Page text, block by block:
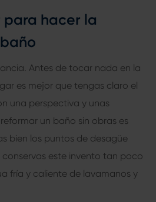
para hacer la
Antes de tocar nada en la
es mejor que tengas claro el
una perspectiva y unas
un baño sin obras es
bien los puntos de desagüe
conservas este invento tan poco
fría y caliente de lavamanos y